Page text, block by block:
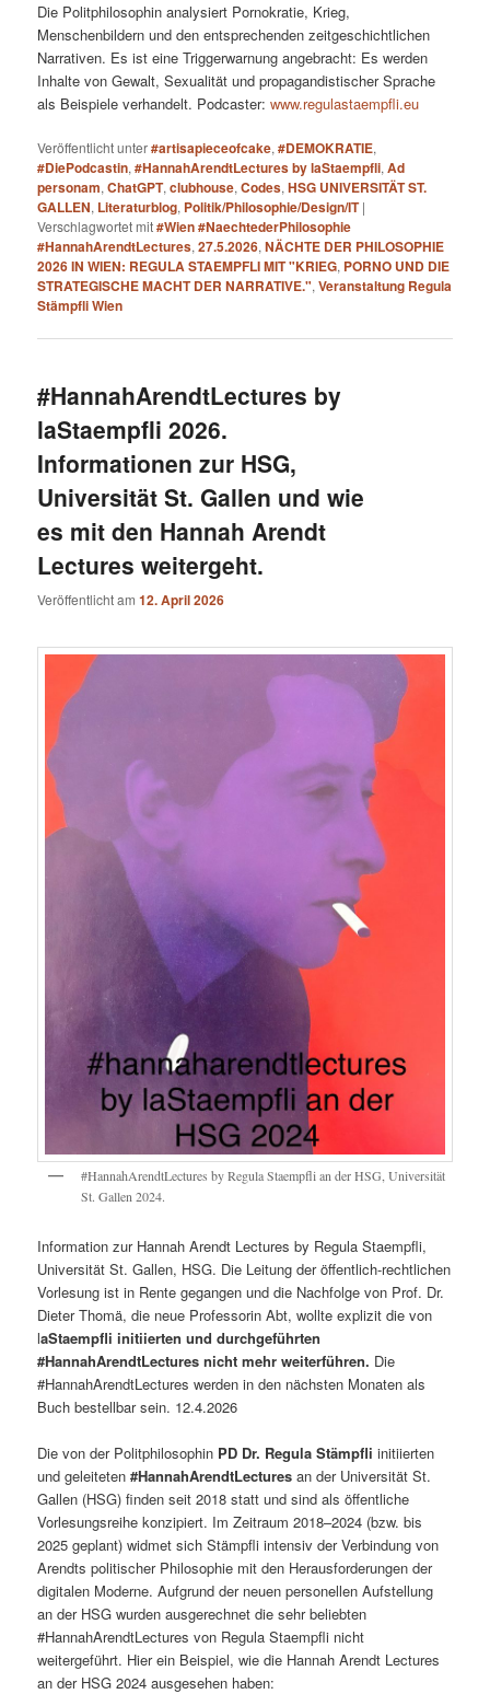
Die Politphilosophin analysiert Pornokratie, Krieg,
Menschenbildern und den entsprechenden zeitgeschichtlichen
Narrativen. Es ist eine Triggerwarnung angebracht: Es werden
Inhalte von Gewalt, Sexualität und propagandistischer Sprache
als Beispiele verhandelt. Podcaster:www.regulastaempfli.eu
Veröffentlicht unter#artisapieceofcake,#DEMOKRATIE,
#DiePodcastin,#HannahArendtLectures by laStaempfli,Ad
personam,ChatGPT,clubhouse,Codes,HSG UNIVERSITÄT ST.
GALLEN, Literaturblog, Politik/Philosophie/Design/IT |
Verschlagwortet mit#Wien #NaechtederPhilosophie
#HannahArendtLectures,27.5.2026,NÄCHTE DER PHILOSOPHIE
2026 IN WIEN: REGULA STAEMPFLI MIT "KRIEG, PORNO UND DIE
STRATEGISCHE MACHT DER NARRATIVE.",Veranstaltung Regula
Stämpfli Wien
#HannahArendtLectures by
laStaempfli 2026.
Informationen zur HSG,
Universität St. Gallen und wie
es mit den Hannah Arendt
Lectures weitergeht.
Veröffentlicht am12. April 2026
#HannahArendtLectures by Regula Staempfli an der HSG, Universität
St. Gallen 2024.
Information zur Hannah Arendt Lectures by Regula Staempfli,
Universität St. Gallen, HSG. Die Leitung der öffentlich-rechtlichen
Vorlesung ist in Rente gegangen und die Nachfolge von Prof. Dr.
Dieter Thomä, die neue Professorin Abt, wollte explizit die von
laStaempfli initiierten und durchgeführten
#HannahArendtLectures nicht mehr weiterführen. Die
#HannahArendtLectures werden in den nächsten Monaten als
Buch bestellbar sein. 12.4.2026
Die von der Politphilosophin PD Dr. Regula Stämpfli initiierten
und geleiteten#HannahArendtLectures an der Universität St.
Gallen (HSG) finden seit 2018 statt und sind als öffentliche
Vorlesungsreihe konzipiert. Im Zeitraum 2018–2024 (bzw. bis
2025 geplant) widmet sich Stämpfli intensiv der Verbindung von
Arendts politischer Philosophie mit den Herausforderungen der
digitalen Moderne. Aufgrund der neuen personellen Aufstellung
an der HSG wurden ausgerechnet die sehr beliebten
#HannahArendtLectures von Regula Staempfli nicht
weitergeführt. Hier ein Beispiel, wie die Hannah Arendt Lectures
an der HSG 2024 ausgesehen haben: